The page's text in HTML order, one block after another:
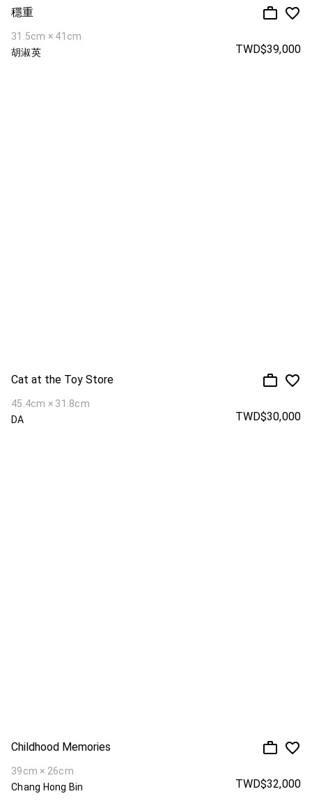
穩重
31.5cm × 41cm
胡淑英
TWD$39,000
Cat at the Toy Store
45.4cm × 31.8cm
DA
TWD$30,000
Childhood Memories
39cm × 26cm
Chang Hong Bin
TWD$32,000